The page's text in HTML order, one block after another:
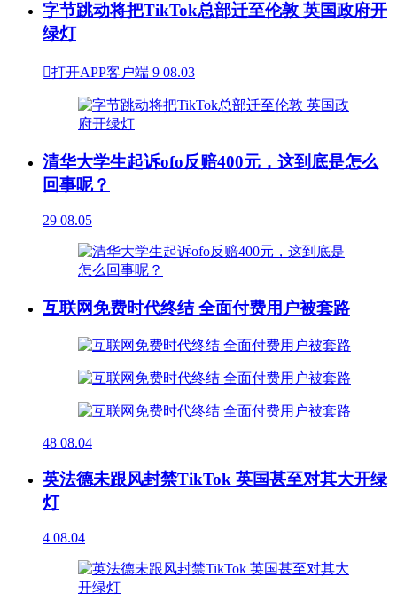
字节跳动将把TikTok总部迁至伦敦 英国政府开
绿灯
打开APP客户端 9 08.03
清华大学生起诉ofo反赔400元，这到底是怎么
回事呢？
29 08.05
互联网免费时代终结 全面付费用户被套路
48 08.04
英法德未跟风封禁TikTok 英国甚至对其大开绿
灯
4 08.04